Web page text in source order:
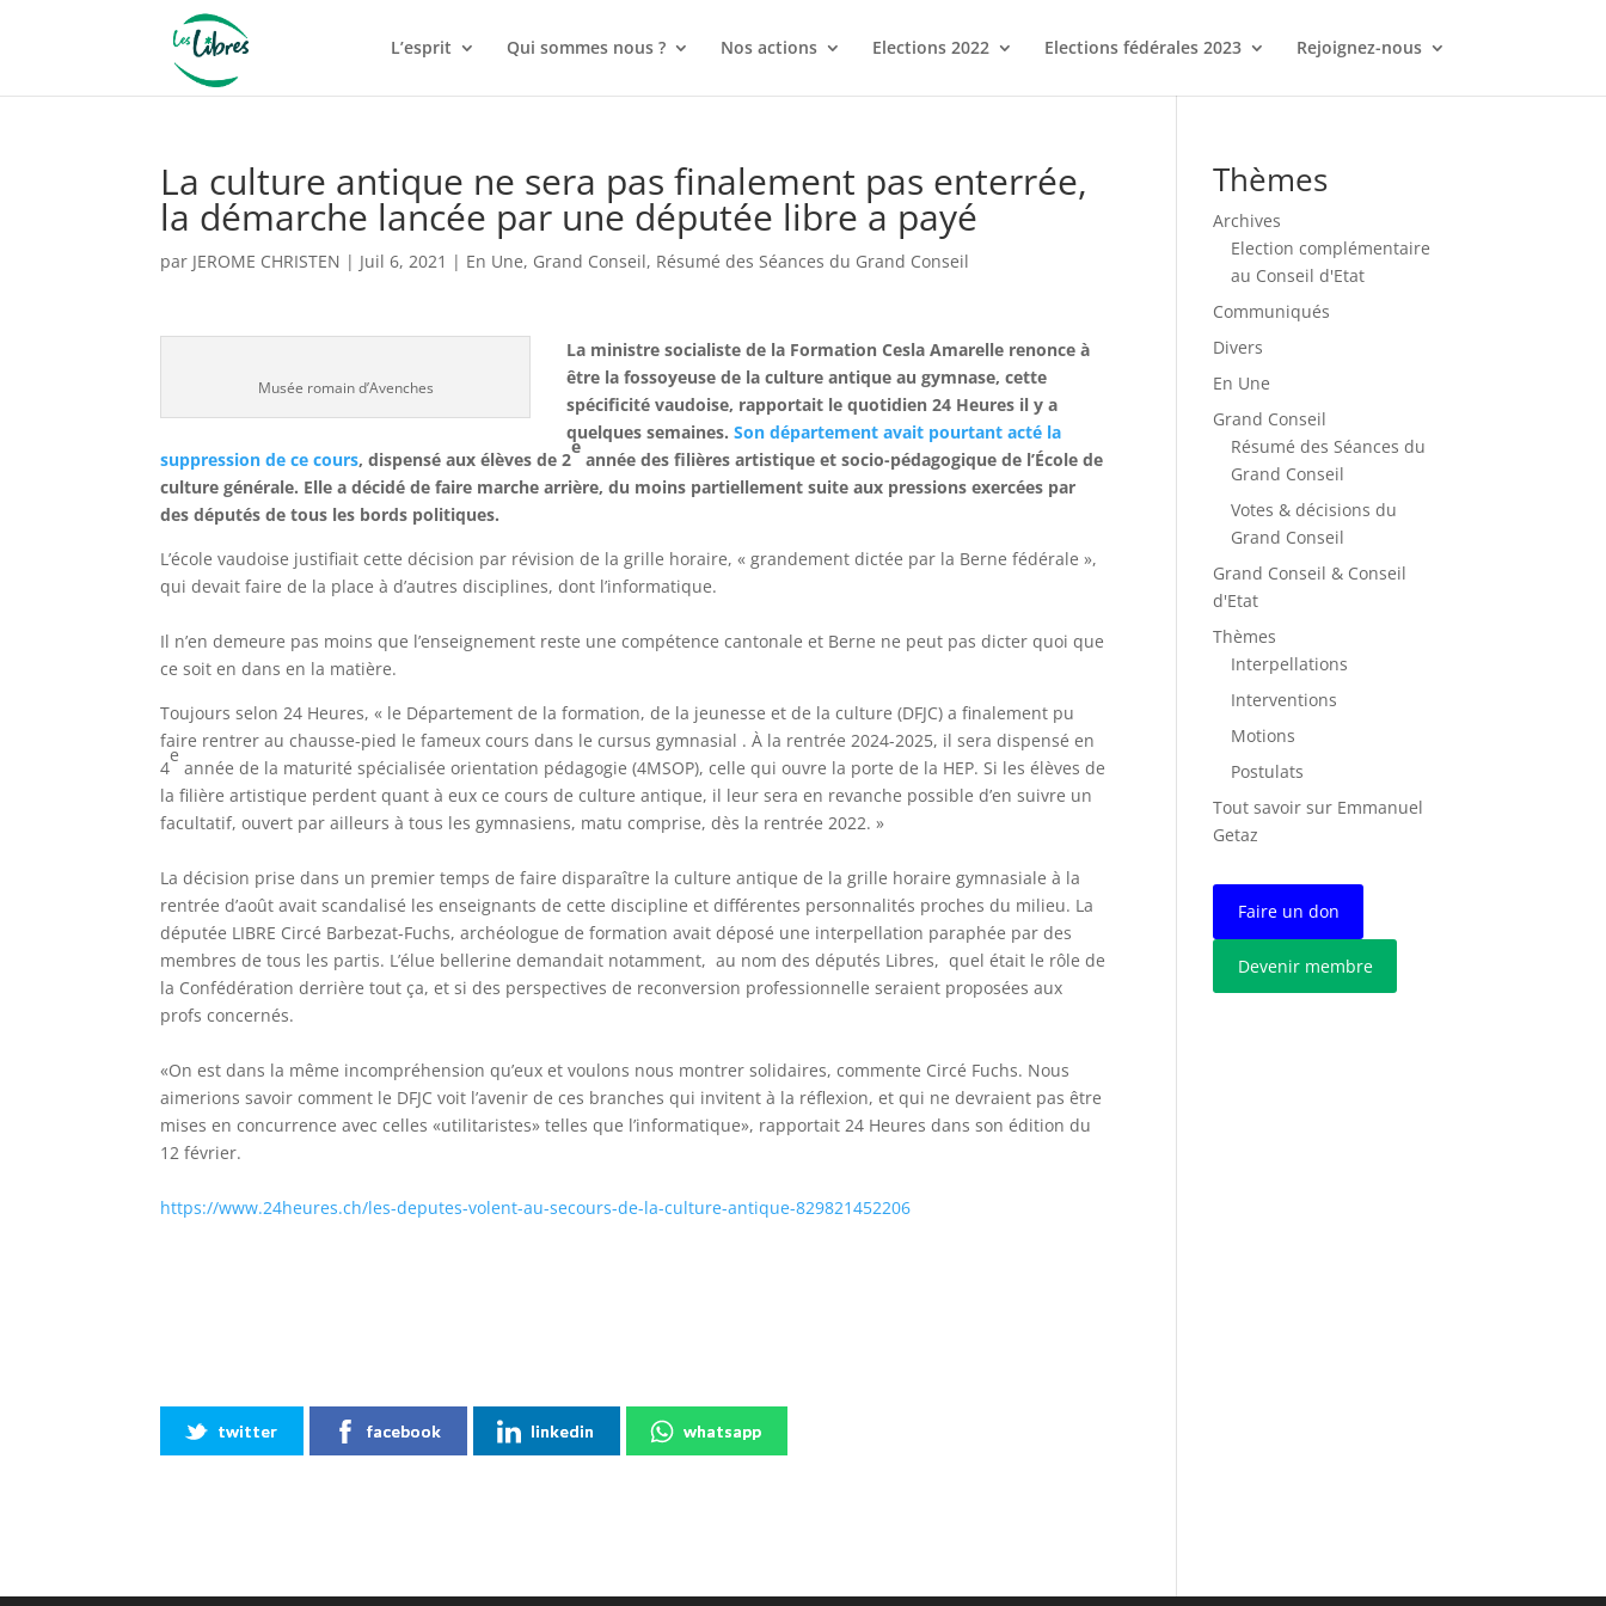
L’esprit Qui sommes nous ? Nos actions Elections 2022 Elections fédérales 2023 Rejoignez-nous
La culture antique ne sera pas finalement pas enterrée,
la démarche lancée par une députée libre a payé
par JEROME CHRISTEN | Juil 6, 2021 | En Une, Grand Conseil, Résumé des Séances du Grand Conseil
Musée romain d’Avenches
La ministre socialiste de la Formation Cesla Amarelle renonce à
être la fossoyeuse de la culture antique au gymnase, cette
spécificité vaudoise, rapportait le quotidien 24 Heures il y a
quelques semaines.Son département avait pourtant acté la
suppression de ce cours, dispensé aux élèves de 2
e
année des filières artistique et socio-pédagogique de l’École de
culture générale. Elle a décidé de faire marche arrière, du moins partiellement suite aux pressions exercées par
des députés de tous les bords politiques.
L’école vaudoise justifiait cette décision par révision de la grille horaire, « grandement dictée par la Berne fédérale »,
qui devait faire de la place à d’autres disciplines, dont l’informatique.
Il n’en demeure pas moins que l’enseignement reste une compétence cantonale et Berne ne peut pas dicter quoi que
ce soit en dans en la matière.
Toujours selon 24 Heures, « le Département de la formation, de la jeunesse et de la culture (DFJC) a finalement pu
faire rentrer au chausse-pied le fameux cours dans le cursus gymnasial . À la rentrée 2024-2025, il sera dispensé en
4
e
année de la maturité spécialisée orientation pédagogie (4MSOP), celle qui ouvre la porte de la HEP. Si les élèves de
la filière artistique perdent quant à eux ce cours de culture antique, il leur sera en revanche possible d’en suivre un
facultatif, ouvert par ailleurs à tous les gymnasiens, matu comprise, dès la rentrée 2022. »
La décision prise dans un premier temps de faire disparaître la culture antique de la grille horaire gymnasiale à la
rentrée d’août avait scandalisé les enseignants de cette discipline et différentes personnalités proches du milieu. La
députée LIBRE Circé Barbezat-Fuchs, archéologue de formation avait déposé une interpellation paraphée par des
membres de tous les partis. L’élue bellerine demandait notamment, au nom des députés Libres, quel était le rôle de
la Confédération derrière tout ça, et si des perspectives de reconversion professionnelle seraient proposées aux
profs concernés.
«On est dans la même incompréhension qu’eux et voulons nous montrer solidaires, commente Circé Fuchs. Nous
aimerions savoir comment le DFJC voit l’avenir de ces branches qui invitent à la réflexion, et qui ne devraient pas être
mises en concurrence avec celles «utilitaristes» telles que l’informatique», rapportait 24 Heures dans son édition du
12 février.
https://www.24heures.ch/les-deputes-volent-au-secours-de-la-culture-antique-829821452206
twitter facebook linkedin whatsapp
Thèmes
Archives
Election complémentaire
au Conseil d'Etat
Communiqués
Divers
En Une
Grand Conseil
Résumé des Séances du
Grand Conseil
Votes & décisions du
Grand Conseil
Grand Conseil & Conseil
d'Etat
Thèmes
Interpellations
Interventions
Motions
Postulats
Tout savoir sur Emmanuel
Getaz
Faire un don
Devenir membre